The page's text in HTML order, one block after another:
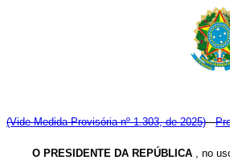
(Vide Medida Provisória nº 1.303, de 2025)
O PRESIDENTE DA REPÚBLICA , no